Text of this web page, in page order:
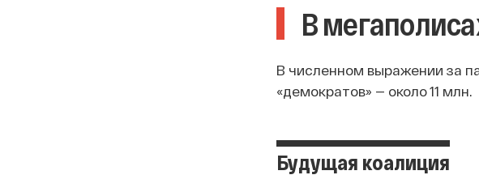
В
В численном выражении за
«демократов» — около 11 млн.
Будущая коалиция